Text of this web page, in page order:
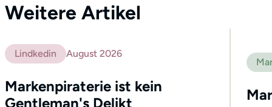
Weitere Artikel
Lindkedin August 2026
Markenpiraterie ist kein
Gentleman's Delikt